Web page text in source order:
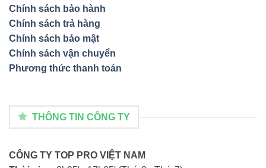
Chính sách bảo hành
Chính sách trả hàng
Chính sách bảo mật
Chính sách vận chuyển
Phương thức thanh toán
THÔNG TIN CÔNG TY
CÔNG TY TOP PRO VIỆT NAM